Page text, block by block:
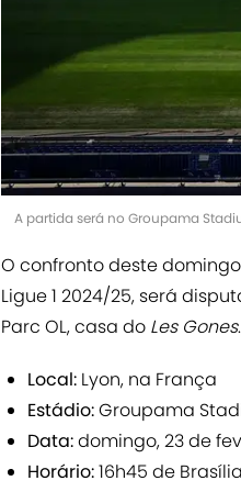
A partida será no Groupama
O confronto deste
Ligue 1 2024/25, será
Parc OL, casa do Les Gones.
Local: Lyon, na França
Estádio:Groupama
Data:domingo, 23 de
Horário:16h45 de Brasília